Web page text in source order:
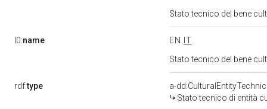
Stato tecnico del bene
l0:name EN
IT
Stato tecnico del bene
rdf:type
a-
Stato tecnico di entità